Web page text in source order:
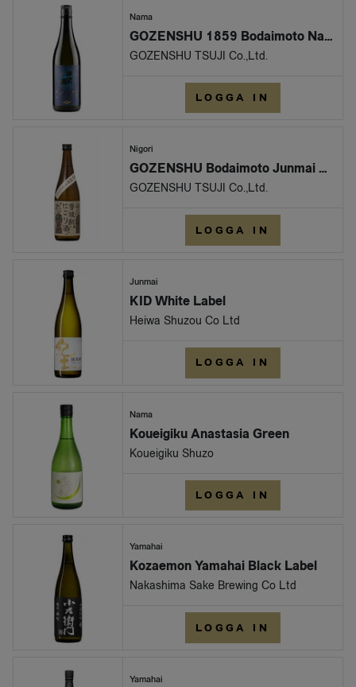
Nama
GOZENSHU 1859 Bodaimoto Nama
GOZENSHU TSUJI Co.,Ltd.
LOGGA IN
Nigori
GOZENSHU Bodaimoto Junmai Nigori Nama
GOZENSHU TSUJI Co.,Ltd.
LOGGA IN
Junmai
KID White Label
Heiwa Shuzou Co Ltd
LOGGA IN
Nama
Koueigiku Anastasia Green
Koueigiku Shuzo
LOGGA IN
Yamahai
Kozaemon Yamahai Black Label
Nakashima Sake Brewing Co Ltd
LOGGA IN
Yamahai